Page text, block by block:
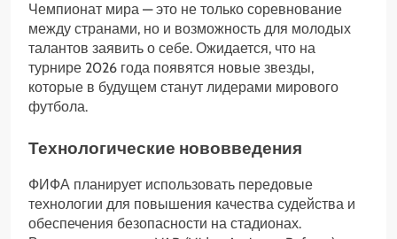
Чемпионат мира — это не только соревнование
между странами, но и возможность для молодых
талантов заявить о себе. Ожидается, что на
турнире 2026 года появятся новые звезды,
которые в будущем станут лидерами мирового
футбола.
Технологические нововведения
ФИФА планирует использовать передовые
технологии для повышения качества судейства и
обеспечения безопасности на стадионах.